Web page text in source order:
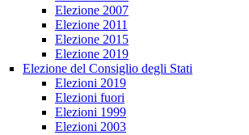
Elezione 2007
Elezione 2011
Elezione 2015
Elezione 2019
Elezione del Consiglio degli Stati
Elezioni 2019
Elezioni fuori
Elezioni 1999
Elezioni 2003